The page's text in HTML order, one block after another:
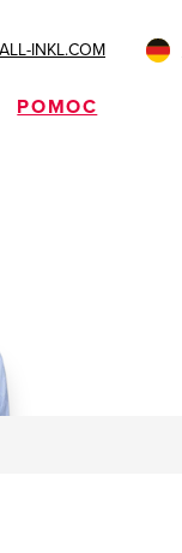
INKL.COM
POMOC